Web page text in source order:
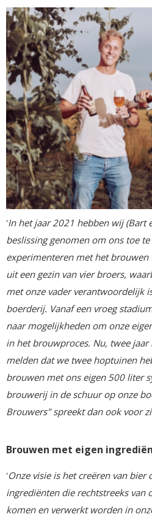
'In het jaar 2021 hebben wij (Bart
beslissing genomen om ons toe
experimenteren met het brouwen
uit een gezin van vier broers,
met onze vader verantwoordelijk
boerderij. Vanaf een vroeg
naar mogelijkheden om onze
in het brouwproces. Nu, twee
melden dat we twee hoptuinen
brouwen met ons eigen 500 liter
brouwerij in de schuur op onze
Brouwers" spreekt dan ook voor
Brouwen met eigen
'Onze visie is het creëren van
ingrediënten die rechtstreeks van
komen en verwerkt worden in